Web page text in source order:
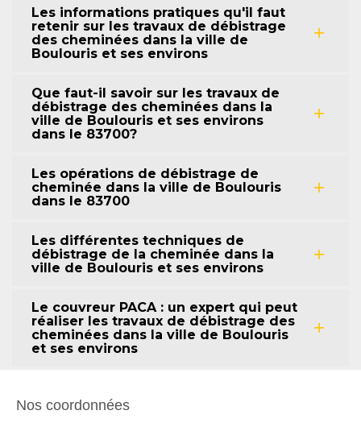
Les informations pratiques qu'il faut
retenir sur les travaux de débistrage
des cheminées dans la ville de
Boulouris et ses environs
Que faut-il savoir sur les travaux de
débistrage des cheminées dans la
ville de Boulouris et ses environs
dans le 83700?
Les opérations de débistrage de
cheminée dans la ville de Boulouris
dans le 83700
Les différentes techniques de
débistrage de la cheminée dans la
ville de Boulouris et ses environs
Le couvreur PACA : un expert qui peut
réaliser les travaux de débistrage des
cheminées dans la ville de Boulouris
et ses environs
Nos coordonnées